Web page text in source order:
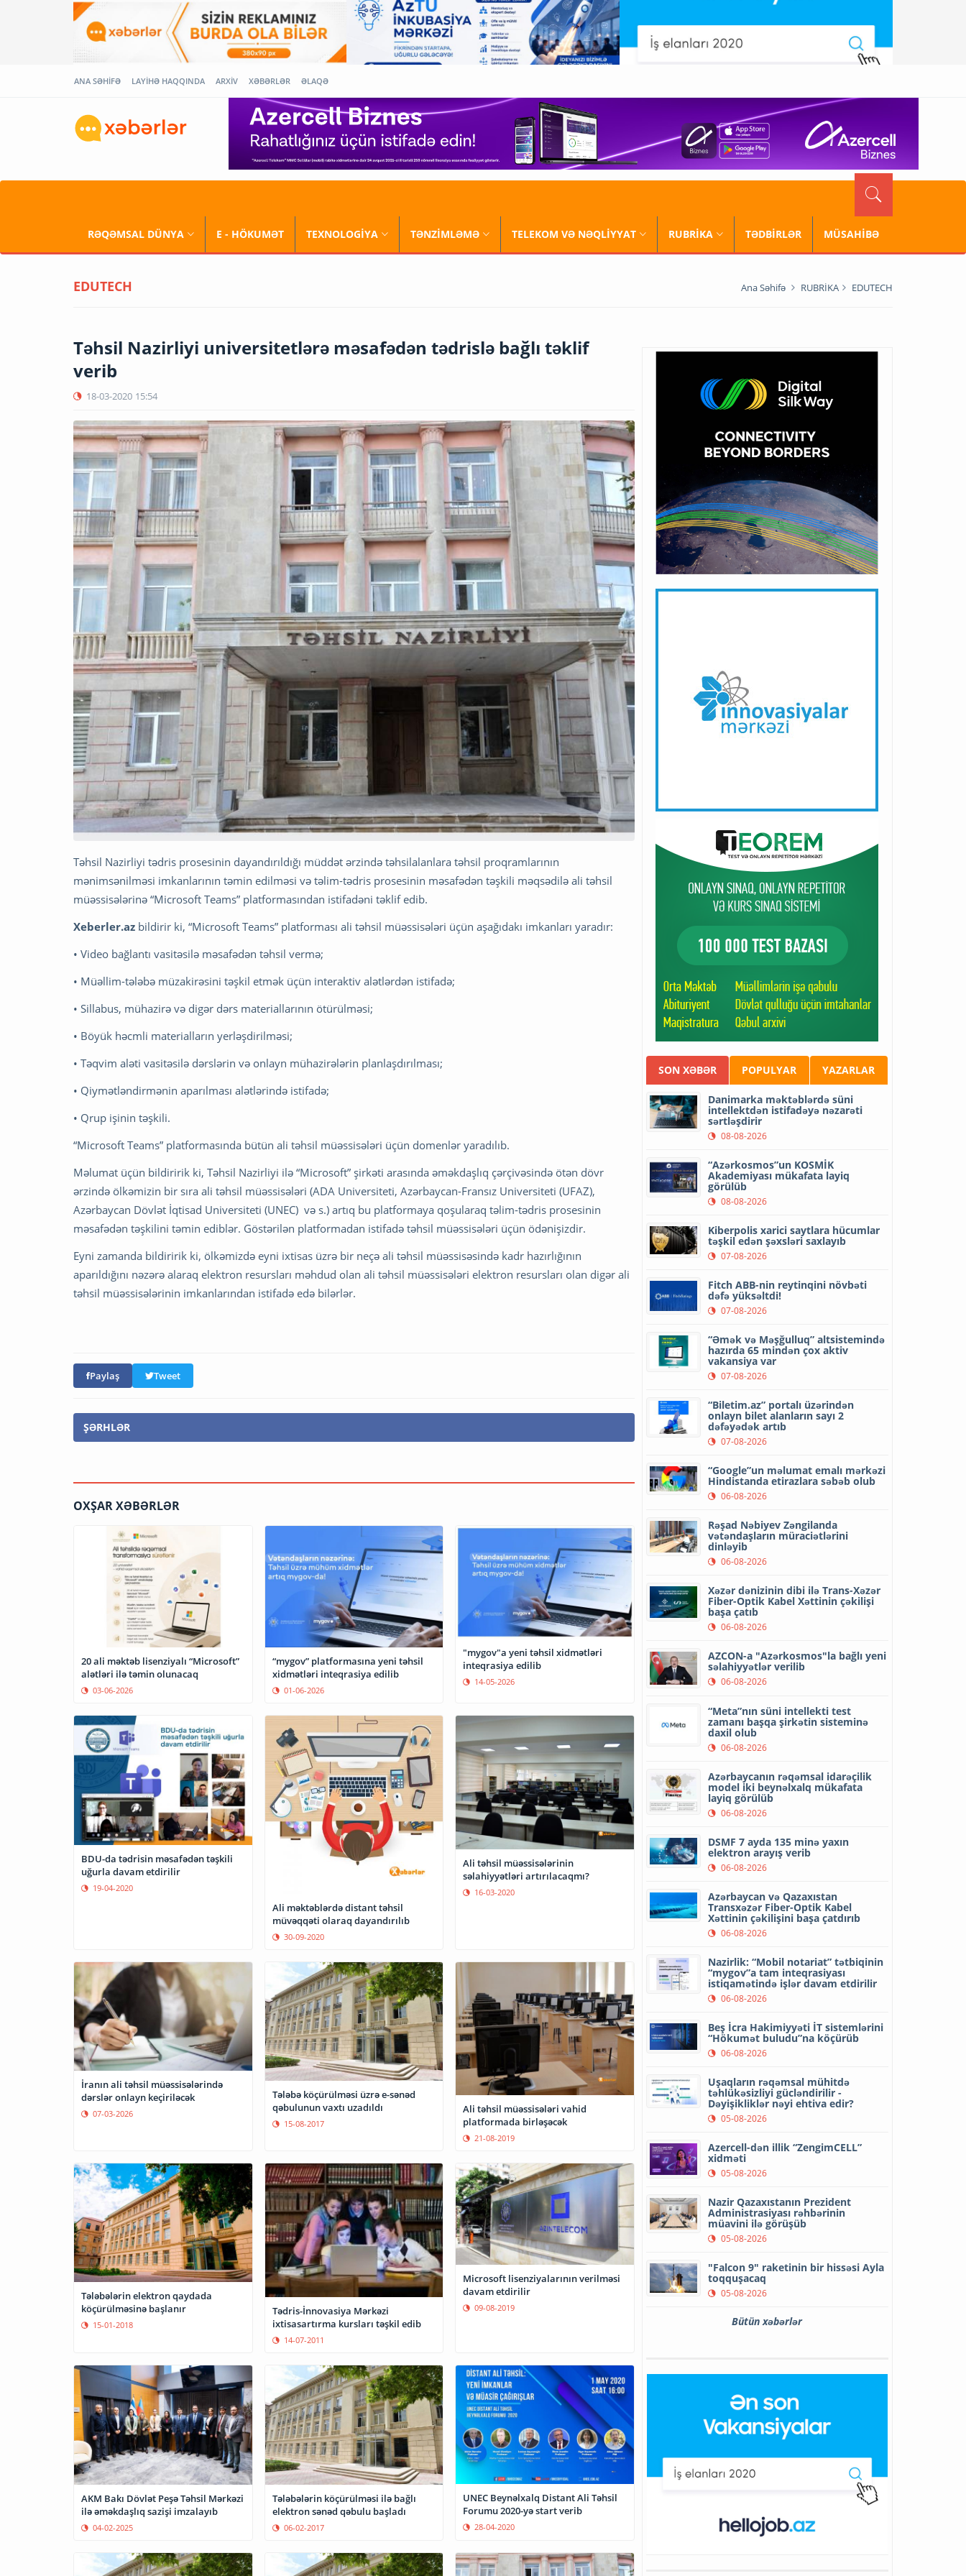
ANA SƏHİFƏ LAYİHƏ HAQQINDA ARXİV XƏBƏRLƏR ƏLAQƏ
RƏQƏMSAL DÜNYA E - HÖKUMƏT TEXNOLOGİYA TƏNZİMLƏMƏ TELEKOM VƏ NƏQLİYYAT RUBRİKA TƏDBİRLƏR MÜSAHİBƏ
EDUTECH Ana Səhifə RUBRİKA EDUTECH
Təhsil Nazirliyi universitetlərə məsafədən tədrislə bağlı təklif
verib
18-03-2020 15:54
Təhsil Nazirliyi tədris prosesinin dayandırıldığı müddət ərzində təhsilalanlara təhsil proqramlarının
mənimsənilməsi imkanlarının təmin edilməsi və təlim-tədris prosesinin məsafədən təşkili məqsədilə ali təhsil
müəssisələrinə “Microsoft Teams” platformasından istifadəni təklif edib.
Xeberler.az bildirir ki, “Microsoft Teams” platforması ali təhsil müəssisələri üçün aşağıdakı imkanları yaradır:
• Video bağlantı vasitəsilə məsafədən təhsil vermə;
• Müəllim-tələbə müzakirəsini təşkil etmək üçün interaktiv alətlərdən istifadə;
• Sillabus, mühazirə və digər dərs materiallarının ötürülməsi;
• Böyük həcmli materialların yerləşdirilməsi;
• Təqvim aləti vasitəsilə dərslərin və onlayn mühazirələrin planlaşdırılması;
• Qiymətləndirmənin aparılması alətlərində istifadə;
• Qrup işinin təşkili.
“Microsoft Teams” platformasında bütün ali təhsil müəssisələri üçün domenlər yaradılıb.
Məlumat üçün bildiririk ki, Təhsil Nazirliyi ilə “Microsoft” şirkəti arasında əməkdaşlıq çərçivəsində ötən dövr
ərzində ölkəmizin bir sıra ali təhsil müəssisələri (ADA Universiteti, Azərbaycan-Fransız Universiteti (UFAZ),
Azərbaycan Dövlət İqtisad Universiteti (UNEC) və s.) artıq bu platformaya qoşularaq təlim-tədris prosesinin
məsafədən təşkilini təmin ediblər. Göstərilən platformadan istifadə təhsil müəssisələri üçün ödənişizdir.
Eyni zamanda bildiririk ki, ölkəmizdə eyni ixtisas üzrə bir neçə ali təhsil müəssisəsində kadr hazırlığının
aparıldığını nəzərə alaraq elektron resursları məhdud olan ali təhsil müəssisələri elektron resursları olan digər ali
təhsil müəssisələrinin imkanlarından istifadə edə bilərlər.
Paylaş Tweet
ŞƏRHLƏR
OXŞAR XƏBƏRLƏR
20 ali məktəb lisenziyalı “Microsoft”
alətləri ilə təmin olunacaq
03-06-2026
“mygov” platformasına yeni təhsil
xidmətləri inteqrasiya edilib
01-06-2026
"mygov"a yeni təhsil xidmətləri
inteqrasiya edilib
14-05-2026
BDU-da tədrisin məsafədən təşkili
uğurla davam etdirilir
19-04-2020
Ali məktəblərdə distant təhsil
müvəqqəti olaraq dayandırılıb
30-09-2020
Ali təhsil müəssisələrinin
səlahiyyətləri artırılacaqmı?
16-03-2020
İranın ali təhsil müəssisələrində
dərslər onlayn keçiriləcək
07-03-2026
Tələbə köçürülməsi üzrə e-sənəd
qəbulunun vaxtı uzadıldı
15-08-2017
Ali təhsil müəssisələri vahid
platformada birləşəcək
21-08-2019
Tələbələrin elektron qaydada
köçürülməsinə başlanır
15-01-2018
Tədris-İnnovasiya Mərkəzi
ixtisasartırma kursları təşkil edib
14-07-2011
Microsoft lisenziyalarının verilməsi
davam etdirilir
09-08-2019
AKM Bakı Dövlət Peşə Təhsil Mərkəzi
ilə əməkdaşlıq sazişi imzalayıb
04-02-2025
Tələbələrin köçürülməsi ilə bağlı
elektron sənəd qəbulu başladı
06-02-2017
UNEC Beynəlxalq Distant Ali Təhsil
Forumu 2020-yə start verib
28-04-2020
SON XƏBƏR POPULYAR YAZARLAR
Danimarka məktəblərdə süni
intellektdən istifadəyə nəzarəti
sərtləşdirir
08-08-2026
“Azərkosmos”un KOSMİK
Akademiyası mükafata layiq
görülüb
08-08-2026
Kiberpolis xarici saytlara hücumlar
təşkil edən şəxsləri saxlayıb
07-08-2026
Fitch ABB-nin reytinqini növbəti
dəfə yüksəltdi!
07-08-2026
“Əmək və Məşğulluq” altsistemində
hazırda 65 mindən çox aktiv
vakansiya var
07-08-2026
“Biletim.az” portalı üzərindən
onlayn bilet alanların sayı 2
dəfəyədək artıb
07-08-2026
“Google”un məlumat emalı mərkəzi
Hindistanda etirazlara səbəb olub
06-08-2026
Rəşad Nəbiyev Zəngilanda
vətəndaşların müraciətlərini
dinləyib
06-08-2026
Xəzər dənizinin dibi ilə Trans-Xəzər
Fiber-Optik Kabel Xəttinin çəkilişi
başa çatıb
06-08-2026
AZCON-a "Azərkosmos"la bağlı yeni
səlahiyyətlər verilib
06-08-2026
“Meta”nın süni intellekti test
zamanı başqa şirkətin sisteminə
daxil olub
06-08-2026
Azərbaycanın rəqəmsal idarəçilik
model iki beynəlxalq mükafata
layiq görülüb
06-08-2026
DSMF 7 ayda 135 minə yaxın
elektron arayış verib
06-08-2026
Azərbaycan və Qazaxıstan
Transxəzər Fiber-Optik Kabel
Xəttinin çəkilişini başa çatdırıb
06-08-2026
Nazirlik: “Mobil notariat” tətbiqinin
“mygov”a tam inteqrasiyası
istiqamətində işlər davam etdirilir
06-08-2026
Beş İcra Hakimiyyəti İT sistemlərini
“Hökumət buludu”na köçürüb
06-08-2026
Uşaqların rəqəmsal mühitdə
təhlükəsizliyi gücləndirilir -
Dəyişikliklər nəyi ehtiva edir?
05-08-2026
Azercell-dən illik “ZengimCELL”
xidməti
05-08-2026
Nazir Qazaxıstanın Prezident
Administrasiyası rəhbərinin
müavini ilə görüşüb
05-08-2026
"Falcon 9" raketinin bir hissəsi Ayla
toqquşacaq
05-08-2026
Bütün xəbərlər